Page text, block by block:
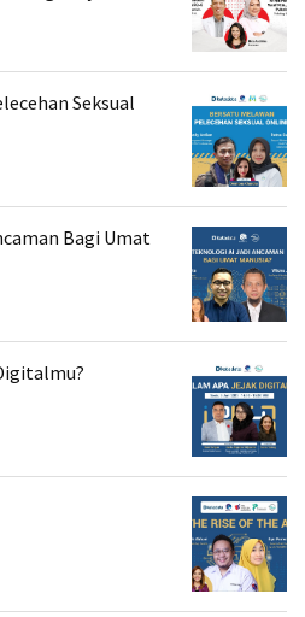
Seksual
Bagi Umat